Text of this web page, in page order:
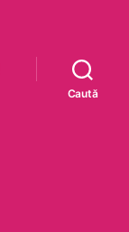
Caută